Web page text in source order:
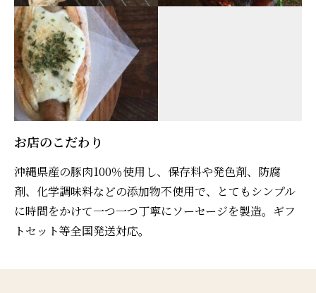
お店のこだわり
沖縄県産の豚肉100％使用し、保存料や発色剤、防腐
剤、化学調味料などの添加物不使用で、とてもシンプル
に時間をかけて一つ一つ丁寧にソーセージを製造。ギフ
トセット等全国発送対応。